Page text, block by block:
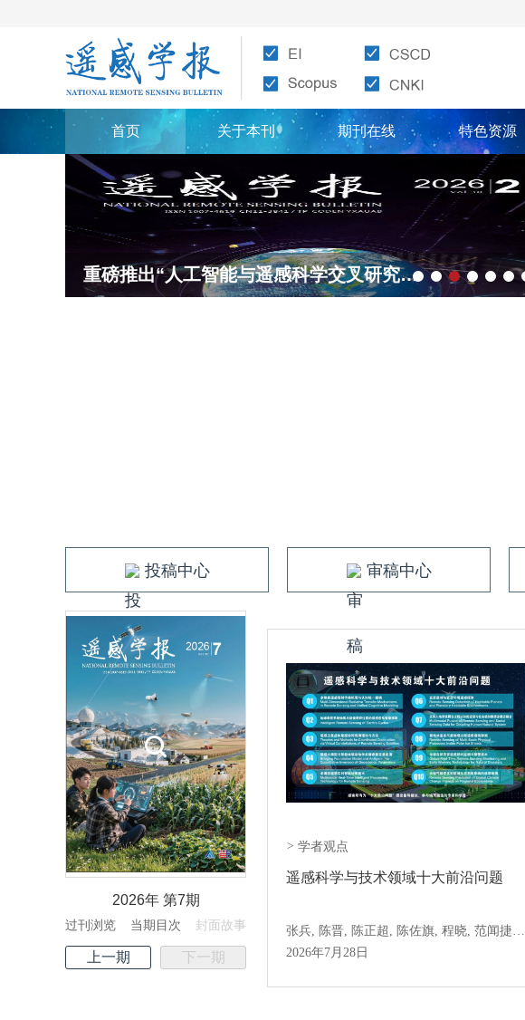
首页 关于本刊 期刊在线 特色资源
重磅推出“人工智能与遥感科学交叉研究进展”专刊
投稿中心 审稿中心
2026年 第7期
过刊浏览 当期目次 封面故事
上一期 下一期
> 学者观点
遥感科学与技术领域十大前沿问题
张兵, 陈晋, 陈正超, 陈佐旗, 程晓, 范闻捷, 李素菊, 刘良云, 刘瑜, 柳钦火, 柳思聪, 穆西晗, 漆建波, 任华忠, 石茜, 孙显, 田庆久, 万华伟, 吴小丹, 吴一戎, 吴昀昭, 闫珺, 闫凯, 阎广建, 余柏蒗, 俞乐, 赵玉金, 曾源, 郑朝菊, 郑雷
2026年7月28日